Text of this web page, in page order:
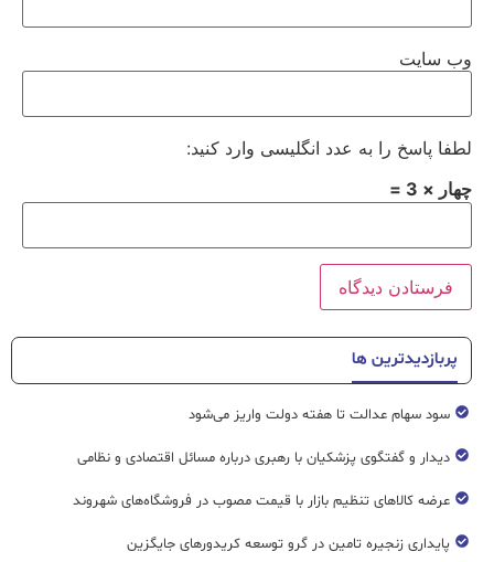
وب‌ سایت
لطفا پاسخ را به عدد انگلیسی وارد کنید:
چهار × 3 =
پربازدیدترین ها
سود سهام عدالت تا هفته دولت واریز می‌شود
دیدار و گفتگوی پزشکیان با رهبری درباره مسائل اقتصادی و نظامی
عرضه کالاهای تنظیم بازار با قیمت مصوب در فروشگاه‌های شهروند
پایداری زنجیره تامین در گرو توسعه کریدورهای جایگزین